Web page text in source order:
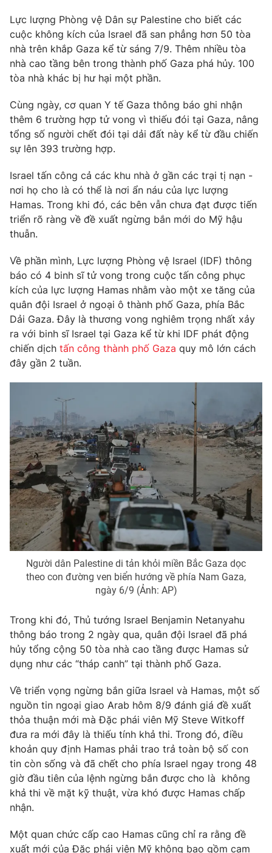
Emagazine Podcast
Photo Infographic
VTV Money VTV Thể thao
Thị trường 24h Tấm lòng Việt
VTV4
VTV9 VTV8
Liên hệ tòa soạn English
THỜI BÁO VTV
Theo dõi báo trên
Cơ quan chủ quản:Đài Truyền hình Việt Nam
Cơ quan báo chí:Thời báo VTV
Giấy phép hoạt động báo in và báo điện tử số 483/GP-BTTTT
cấp ngày 29/12/2023
Tổng Biên tập:
Vũ Thanh Thủy
Phó Tổng Biên tập:Nguyễn Thị Mỹ Hạnh, Phạm Quốc Thắng,
Nguyễn Trọng Ninh
Tổng đài VTV:024.38 355 931 - 024.38 355 932
Ðiện thoại Thời báo VTV:024.66 897 897
Liên hệ quảng cáo:024-7300.7108
® Cấm sao chép dưới mọi hình thức nếu không có sự chấp
thuận bằng văn bản. Ghi rõ nguồn VTV.vn khi phát hành lại
Lực lượng Phòng vệ Dân sự Palestine cho biết các
cuộc không kích của Israel đã san phẳng hơn 50 tòa
nhà trên khắp Gaza kể từ sáng 7/9. Thêm nhiều tòa
nhà cao tầng bên trong thành phố Gaza phá hủy. 100
tòa nhà khác bị hư hại một phần.
Cùng ngày, cơ quan Y tế Gaza thông báo ghi nhận
thêm 6 trường hợp tử vong vì thiếu đói tại Gaza, nâng
tổng số người chết đói tại dải đất này kể từ đầu chiến
sự lên 393 trường hợp.
Israel tấn công cả các khu nhà ở gần các trại tị nạn -
nơi họ cho là có thể là nơi ẩn náu của lực lượng
Hamas. Trong khi đó, các bên vẫn chưa đạt được tiến
triển rõ ràng về đề xuất ngừng bắn mới do Mỹ hậu
thuẫn.
Về phần mình, Lực lượng Phòng vệ Israel (IDF) thông
báo có 4 binh sĩ tử vong trong cuộc tấn công phục
kích của lực lượng Hamas nhằm vào một xe tăng của
quân đội Israel ở ngoại ô thành phố Gaza, phía Bắc
Dải Gaza. Đây là thương vong nghiêm trọng nhất xảy
ra với binh sĩ Israel tại Gaza kể từ khi IDF phát động
chiến dịch tấn công thành phố Gaza quy mô lớn cách
đây gần 2 tuần.
Người dân Palestine di tản khỏi miền Bắc Gaza dọc
theo con đường ven biển hướng về phía Nam Gaza,
ngày 6/9 (Ảnh: AP)
Trong khi đó, Thủ tướng Israel Benjamin Netanyahu
thông báo trong 2 ngày qua, quân đội Israel đã phá
hủy tổng cộng 50 tòa nhà cao tầng được Hamas sử
dụng như các “tháp canh” tại thành phố Gaza.
Về triển vọng ngừng bắn giữa Israel và Hamas, một số
nguồn tin ngoại giao Arab hôm 8/9 đánh giá đề xuất
thỏa thuận mới mà Đặc phái viên Mỹ Steve Witkoff
đưa ra mới đây là thiếu tính khả thi. Trong đó, điều
khoản quy định Hamas phải trao trả toàn bộ số con
tin còn sống và đã chết cho phía Israel ngay trong 48
giờ đầu tiên của lệnh ngừng bắn được cho là không
khả thi về mặt kỹ thuật, vừa khó được Hamas chấp
nhận.
Một quan chức cấp cao Hamas cũng chỉ ra rằng đề
xuất mới của Đặc phái viên Mỹ không bao gồm cam